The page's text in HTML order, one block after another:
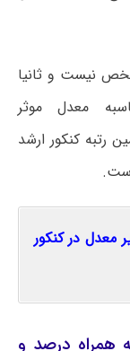
نیست و ثانیا
معدل موثر
رتبه کنکور ارشد
معدل در کنکور
همراه درصد و